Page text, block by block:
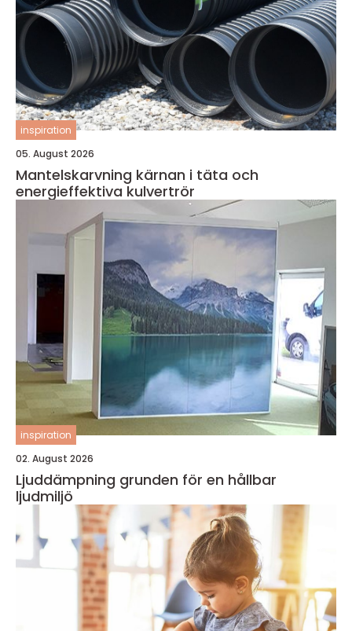
inspiration
05. August 2026
Mantelskarvning kärnan i täta och
energieffektiva kulvertrör
inspiration
02. August 2026
Ljuddämpning grunden för en hållbar
ljudmiljö